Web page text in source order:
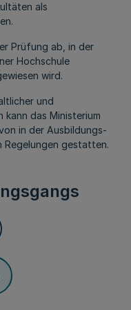
als
Prüfung ab, in der
Hochschule
wird.
und
das Ministerium
in der Ausbildungs-
gestatten.